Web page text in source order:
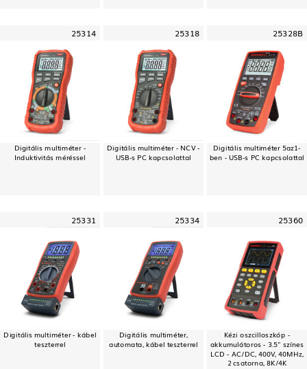
25314
Digitális multiméter -
Induktivitás méréssel
25318
Digitális multiméter - NCV -
USB-s PC kapcsolattal
25328B
Digitális multiméter 5az1-
ben - USB-s PC kapcsolattal
25331
Digitális multiméter - kábel
teszterrel
25334
Digitális multiméter,
automata, kábel teszterrel
25360
Kézi oszcilloszkóp -
akkumulátoros - 3.5" színes
LCD - AC/DC, 400V, 40MHz,
2 csatorna, 8K/4K